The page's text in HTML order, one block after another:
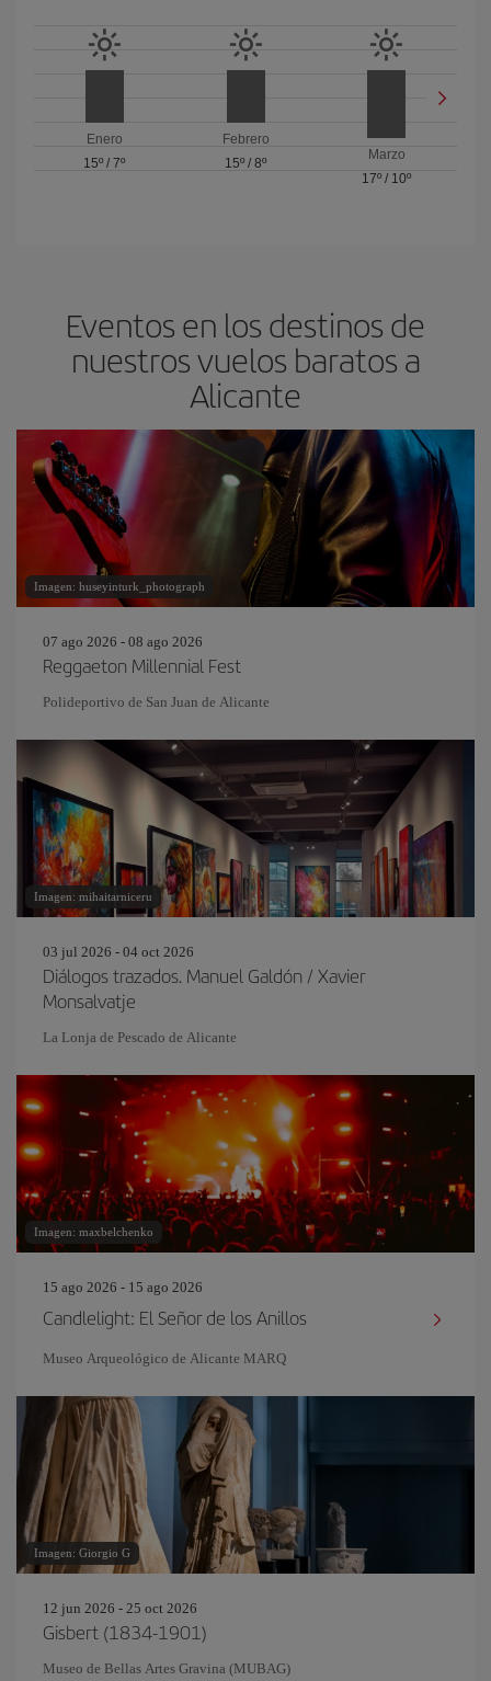
Enero
15º /7º
Febrero
15º / 8º
Marzo
17º / 10º
Eventos en los destinos de
nuestros vuelos baratos a
Alicante
Imagen: huseyinturk_photograph
07 ago 2026 - 08 ago 2026
Reggaeton Millennial Fest
Polideportivo de San Juan de Alicante
Imagen: mihaitarniceru
03 jul 2026 - 04 oct 2026
Diálogos trazados. Manuel Galdón / Xavier
Monsalvatje
La Lonja de Pescado de Alicante
Imagen: maxbelchenko
15 ago 2026 - 15 ago 2026
Candlelight: El Señor de los Anillos
Museo Arqueológico de Alicante MARQ
Imagen: Giorgio G
12 jun 2026 - 25 oct 2026
Gisbert (1834-1901)
Museo de Bellas Artes Gravina (MUBAG)